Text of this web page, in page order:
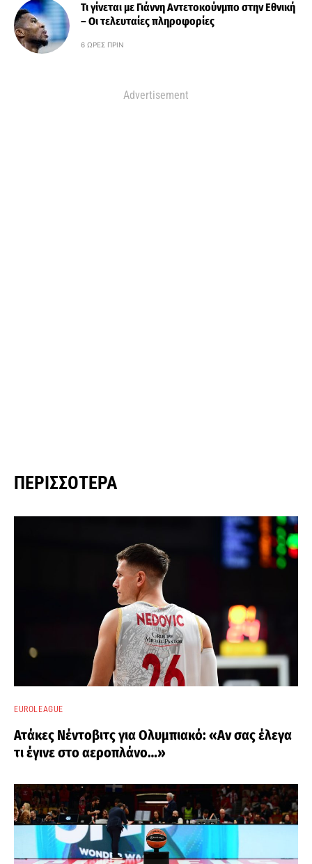
Τι γίνεται με Γιάννη Αντετοκούνμπο στην Εθνική
– Οι τελευταίες πληροφορίες
6 ΏΡΕΣ ΠΡΙΝ
Advertisement
ΠΕΡΙΣΣΌΤΕΡΑ
EUROLEAGUE
Ατάκες Νέντοβιτς για Ολυμπιακό: «Αν σας έλεγα
τι έγινε στο αεροπλάνο…»